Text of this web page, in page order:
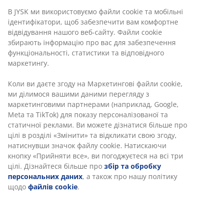
Обідній стілець із підлокітниками, які забезпечують
додаткову підтримку та комфорт. Крісло має м'яке
сидіння та спинку з тканини лляного кольору. Чорні
ніжки зі сталі.
Інструкція по збірці
Характеристики
Відгуки
(126)